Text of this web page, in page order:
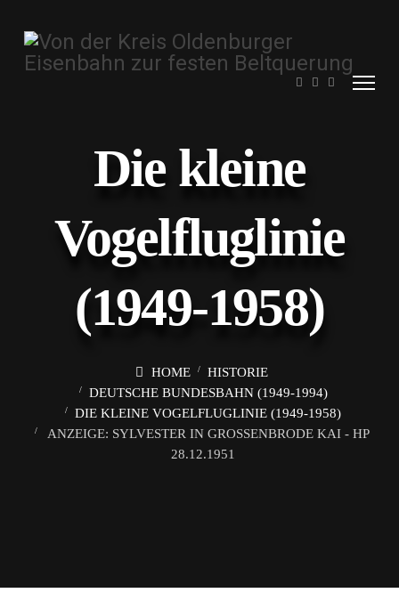
Die kleine
Vogelfluglinie
(1949-1958)
HOME
HISTORIE
DEUTSCHE BUNDESBAHN (1949-1994)
DIE KLEINE VOGELFLUGLINIE (1949-1958)
ANZEIGE: SYLVESTER IN GROSSENBRODE KAI - HP 2
8.12.1951